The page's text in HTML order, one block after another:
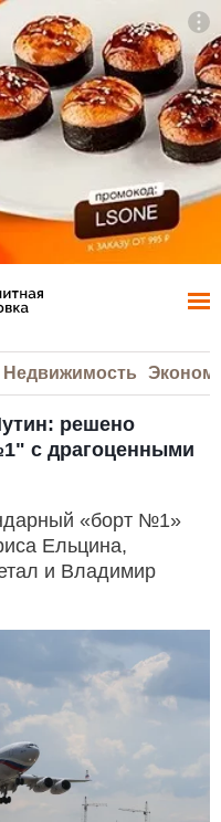
Недвижимость
решено
с драгоценными
«борт №1»
Ельцина,
и Владимир